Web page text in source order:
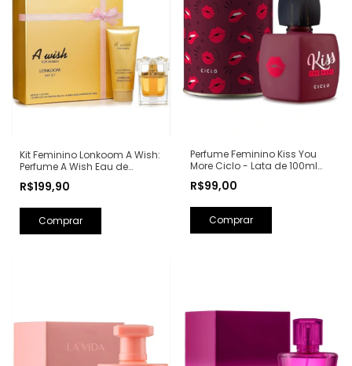
Kit Feminino Lonkoom A Wish:
Perfume A Wish Eau de
Hidratante Corporal
R$199,90
Perfume Feminino Kiss You
More Ciclo - Lata de 100ml
(Ref. Olfativa: Libre Yves Saint
Laurent)
R$99,00